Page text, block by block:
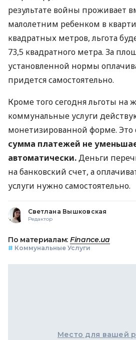
результате войны проживает
малолетним ребенком в
квадратных метров, льгота
73,5 квадратного метра. За
установленной нормы
придется самостоятельно.
Кроме того сегодня льготы на
коммунальные услуги
монетизированной форме. Это
сумма платежей не
автоматически.Деньги
на банковский счет, а
услуги нужно самостоятельно.
Светлана Вышковская
Редактор
По материалам: Finance.ua
# Коммунальные Услуги
Место для вашей